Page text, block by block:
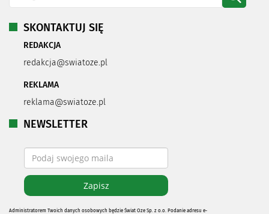
SKONTAKTUJ SIĘ
REDAKCJA
redakcja@swiatoze.pl
REKLAMA
reklama@swiatoze.pl
NEWSLETTER
Administratorem Twoich danych osobowych będzie Świat Oze Sp. z o.o. Podanie adresu e-